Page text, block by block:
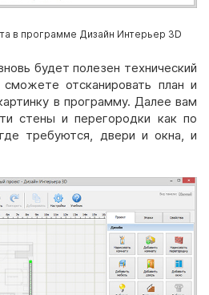
в программе Дизайн Интерьер 3D
будет полезен технический
отсканировать план и
в программу. Далее вам
стены и перегородки как по
требуются, двери и окна, и